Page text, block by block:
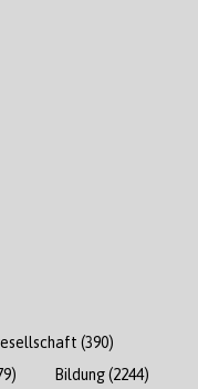
(390)
Bildung(2244)